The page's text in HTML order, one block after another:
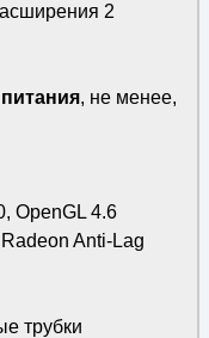
2
, не менее,
OpenGL 4.6
Anti-Lag
трубки